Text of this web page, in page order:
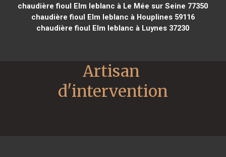
chaudière fioul Elm leblanc à Le Mée sur Seine 77350
chaudière fioul Elm leblanc à Houplines 59116
chaudière fioul Elm leblanc à Luynes 37230
Artisan
d'intervention